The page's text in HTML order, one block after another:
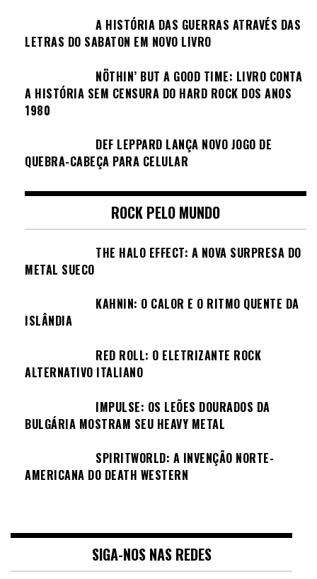
A HISTÓRIA DAS GUERRAS ATRAVÉS DAS
LETRAS DO SABATON EM NOVO LIVRO
NÖTHIN’ BUT A GOOD TIME: LIVRO CONTA
A HISTÓRIA SEM CENSURA DO HARD ROCK DOS ANOS
1980
DEF LEPPARD LANÇA NOVO JOGO DE
QUEBRA-CABEÇA PARA CELULAR
ROCK PELO MUNDO
THE HALO EFFECT: A NOVA SURPRESA DO
METAL SUECO
KAHNIN: O CALOR E O RITMO QUENTE DA
ISLÂNDIA
RED ROLL: O ELETRIZANTE ROCK
ALTERNATIVO ITALIANO
IMPULSE: OS LEÕES DOURADOS DA
BULGÁRIA MOSTRAM SEU HEAVY METAL
SPIRITWORLD: A INVENÇÃO NORTE-
AMERICANA DO DEATH WESTERN
SIGA-NOS NAS REDES